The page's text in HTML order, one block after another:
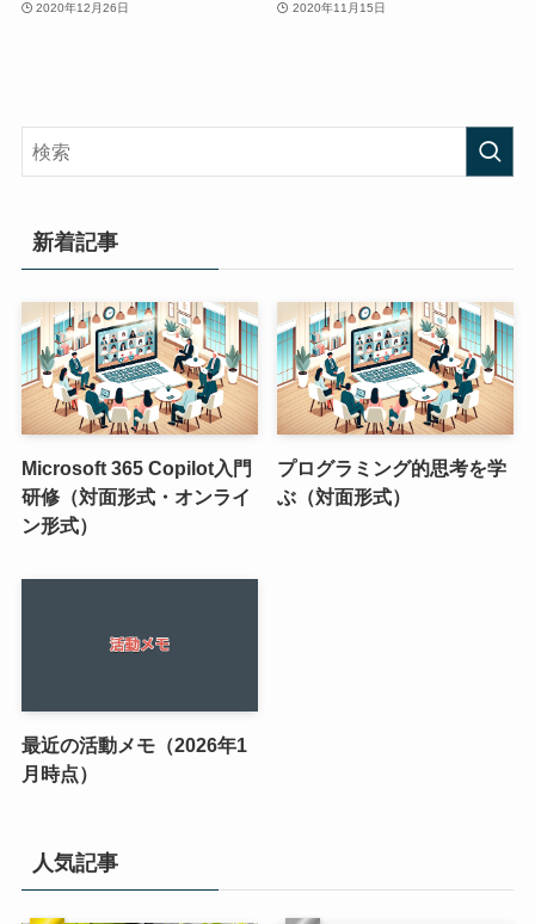
2020年12月26日 2020年11月15日
新着記事
Microsoft 365 Copilot入門
研修（対面形式・オンライ
ン形式）
プログラミング的思考を学
ぶ（対面形式）
最近の活動メモ（2026年1
月時点）
人気記事